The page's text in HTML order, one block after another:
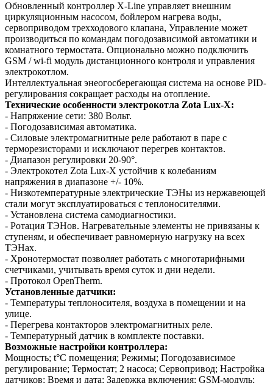
Обновленный контроллер X-Line управляет внешним
циркуляционным насосом, бойлером нагрева воды,
сервоприводом трехходового клапана, Управление может
производиться по командам погодозависимой автоматики и
комнатного термостата. Опционально можно подключить
GSM / wi-fi модуль дистанционного контроля и управления
электрокотлом.
Интеллектуальная энеогосберегающая система на основе PID-
регулирования сокращает расходы на отопление.
Технические особенности электрокотла Zota Lux-X:
- Напряжение сети: 380 Вольт.
- Погодозависимая автоматика.
- Силовые электромагнитные реле работают в паре с
терморезисторами и исключают перегрев контактов.
- Диапазон регулировки 20-90°.
- Электрокотел Zota Lux-X устойчив к колебаниям
напряжения в диапазоне +/- 10%.
- Низкотемпературные электрические ТЭНы из нержавеющей
стали могут эксплуатироваться с теплоносителями.
- Установлена система самодиагностики.
- Ротация ТЭНов. Нагревательные элементы не привязаны к
ступеням, и обеспечивает равномерную нагрузку на всех
ТЭНах.
- Хронотермостат позволяет работать с многотарифными
счетчиками, учитывать время суток и дни недели.
- Протокол OpenTherm.
Установленные датчики:
- Температуры теплоносителя, воздуха в помещении и на
улице.
- Перегрева контакторов электромагнитных реле.
- Температурный датчик в комплекте поставки.
Возможные настройки контроллера:
Мощность; t°С помещения; Режимы; Погодозависимое
регулирование; Термостат; 2 насоса; Сервопривод; Настройка
датчиков; Время и дата; Задержка включения; GSM-модуль;